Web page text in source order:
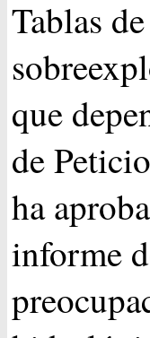
Tablas
que
de
ha
informe